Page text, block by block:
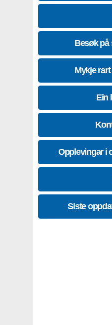
Besøk på
Mykje
Ein
Opplevingar i
Siste